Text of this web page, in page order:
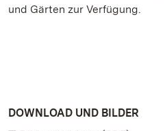
und Gärten zur Verfügung.
DOWNLOAD UND BILDER